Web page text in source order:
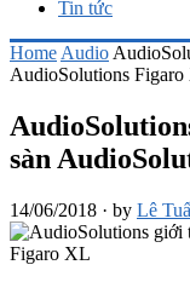
Tin tức
Home Audio
AudioSolutions
sàn
14/06/2018 · by Lê